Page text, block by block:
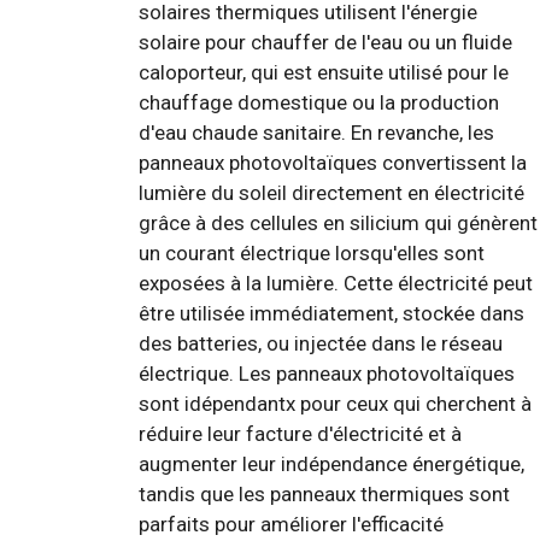
solaires thermiques utilisent l'énergie
solaire pour chauffer de l'eau ou un fluide
caloporteur, qui est ensuite utilisé pour le
chauffage domestique ou la production
d'eau chaude sanitaire. En revanche, les
panneaux photovoltaïques convertissent la
lumière du soleil directement en électricité
grâce à des cellules en silicium qui génèrent
un courant électrique lorsqu'elles sont
exposées à la lumière. Cette électricité peut
être utilisée immédiatement, stockée dans
des batteries, ou injectée dans le réseau
électrique. Les panneaux photovoltaïques
sont idépendantx pour ceux qui cherchent à
réduire leur facture d'électricité et à
augmenter leur indépendance énergétique,
tandis que les panneaux thermiques sont
parfaits pour améliorer l'efficacité